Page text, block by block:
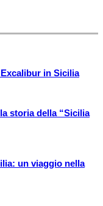
in Sicilia
storia della “Sicilia
un viaggio nella